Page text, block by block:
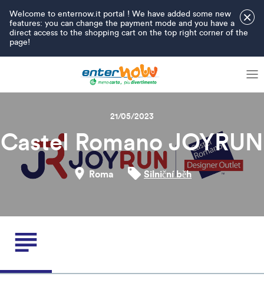
×
Welcome to enternow.it portal ! We have added some new
features: you can change the payment mode and you have a
direct access to the shopping cart on the top right corner of the
page!
21/05/2023
Castel Romano JOYRUN
Roma Silniční běh